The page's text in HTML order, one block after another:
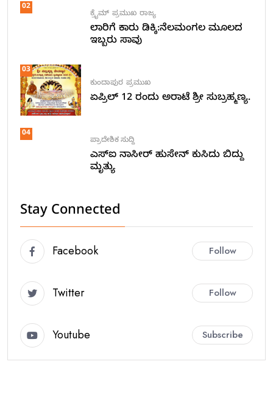
02
ಕ್ರೈಮ್ ಪ್ರಮುಖ ರಾಜ್ಯ
ಲಾರಿಗೆ ಕಾರು ಡಿಕ್ಕಿ:ನೆಲಮಂಗಲ ಮೂಲದ
ಇಬ್ಬರು ಸಾವು
03
ಕುಂದಾಪುರ ಪ್ರಮುಖ
ಏಪ್ರಿಲ್ 12 ರಂದು ಅರಾಟೆ ಶ್ರೀ ಸುಬ್ರಹ್ಮಣ್ಯ.
04
ಪ್ರಾದೇಶಿಕ ಸುದ್ದಿ
ಎಸ್ಐ ನಾಸೀರ್ ಹುಸೇನ್ ಕುಸಿದು ಬಿದ್ದು
ಮೃತ್ಯು
Stay Connected
Facebook Follow
Twitter Follow
Youtube Subscribe